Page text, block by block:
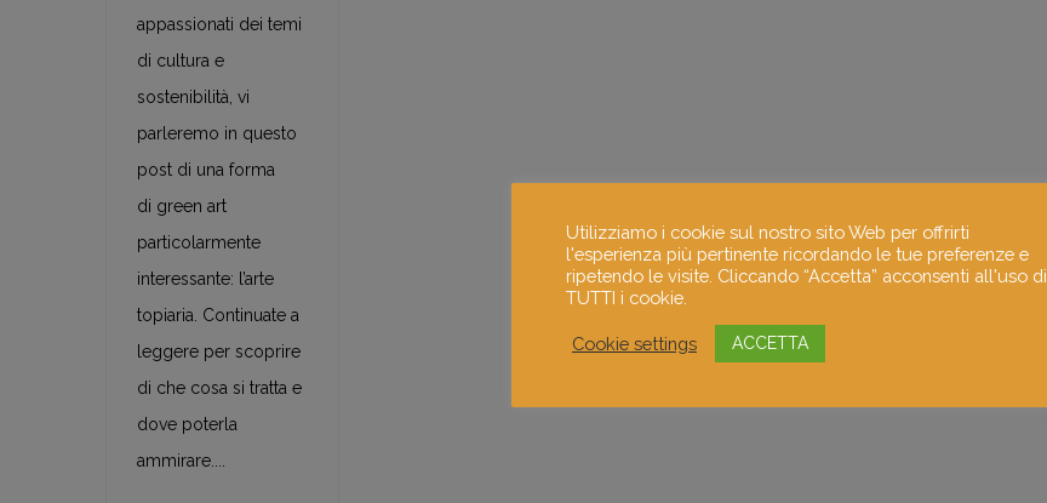
appassionati dei temi
di cultura e
sostenibilità, vi
parleremo in questo
post di una forma
di green art
particolarmente
interessante: l’arte
topiaria. Continuate a
leggere per scoprire
di che cosa si tratta e
dove poterla
ammirare....
Utilizziamo i cookie sul nostro sito Web per offrirti
l'esperienza più pertinente ricordando le tue preferenze e
ripetendo le visite. Cliccando “Accetta” acconsenti all'uso di
TUTTI i cookie.
Cookie settings ACCETTA